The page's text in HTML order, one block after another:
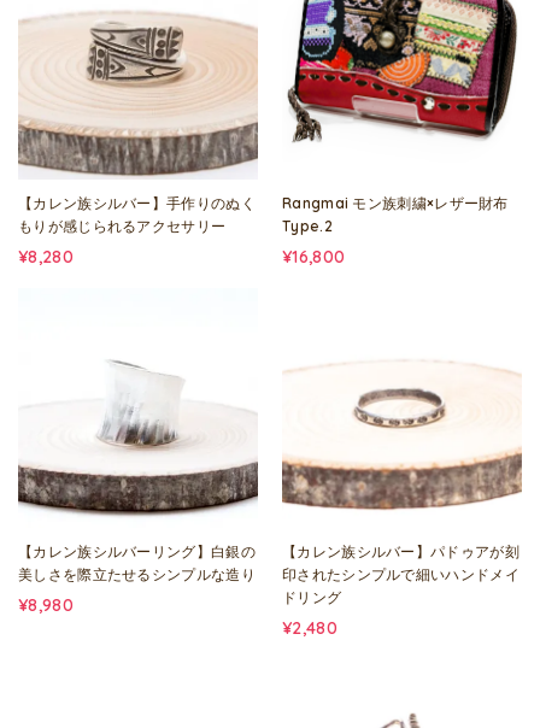
【カレン族シルバー】手作りのぬく
もりが感じられるアクセサリー
¥8,280
Rangmai モン族刺繍×レザー財布
Type.2
¥16,800
【カレン族シルバーリング】白銀の
美しさを際立たせるシンプルな造り
¥8,980
【カレン族シルバー】パドゥアが刻
印されたシンプルで細いハンドメイ
ドリング
¥2,480